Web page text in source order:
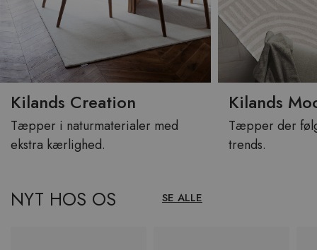
Kilands Creation
Tæpper i naturmaterialer med
ekstra kærlighed.
Kilands
Tæpper der
trends.
NYT HOS OS SE ALLE